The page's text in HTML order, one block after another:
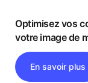
Optimisez vos
votre image de
En savoir plus